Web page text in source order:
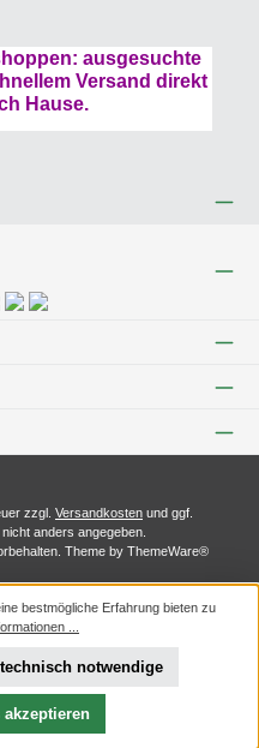
ausgesuchte
Versand direkt
Hause.
zzgl. Versandkosten und ggf.
anders angegeben.
Theme by ThemeWare®
bestmögliche Erfahrung bieten zu
...
notwendige